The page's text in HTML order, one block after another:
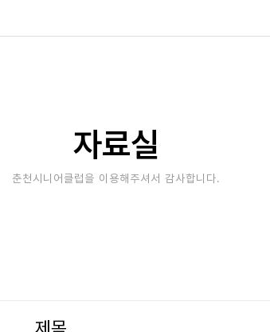
자료실
춘천시니어클럽을 이용해주셔서 감사합니다.